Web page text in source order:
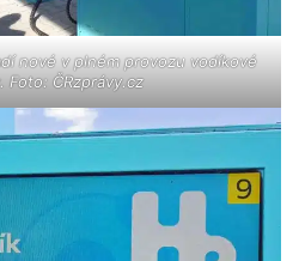
nové v plném provozu vodíkové
Foto: ČRzprávy.cz